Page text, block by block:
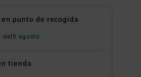
punto de recogida
del8 agosto
tienda